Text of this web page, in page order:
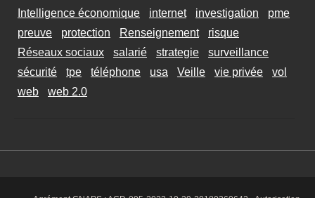
Intelligence économique
internet investigation
pme
preuve
protection Renseignement
risque
Réseaux sociaux
salarié strategie
surveillance
sécurité
tpe téléphone usa Veille vie privée
vol
web
web 2.0